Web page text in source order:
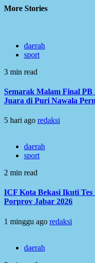
More Stories
daerah
sport
3 min read
Semarak Malam Final
Juara di Puri Nawala
5 hari ago redaksi
daerah
sport
2 min read
ICF Kota Bekasi Ikuti
Porprov Jabar 2026
1 minggu ago redaksi
daerah